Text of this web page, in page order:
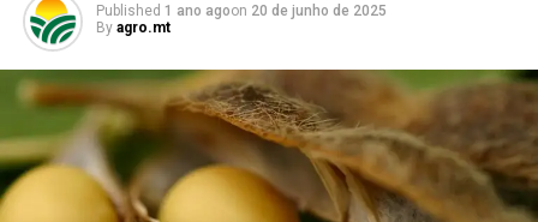
Published 1 ano agoon 20 de junho de 2025
By agro.mt